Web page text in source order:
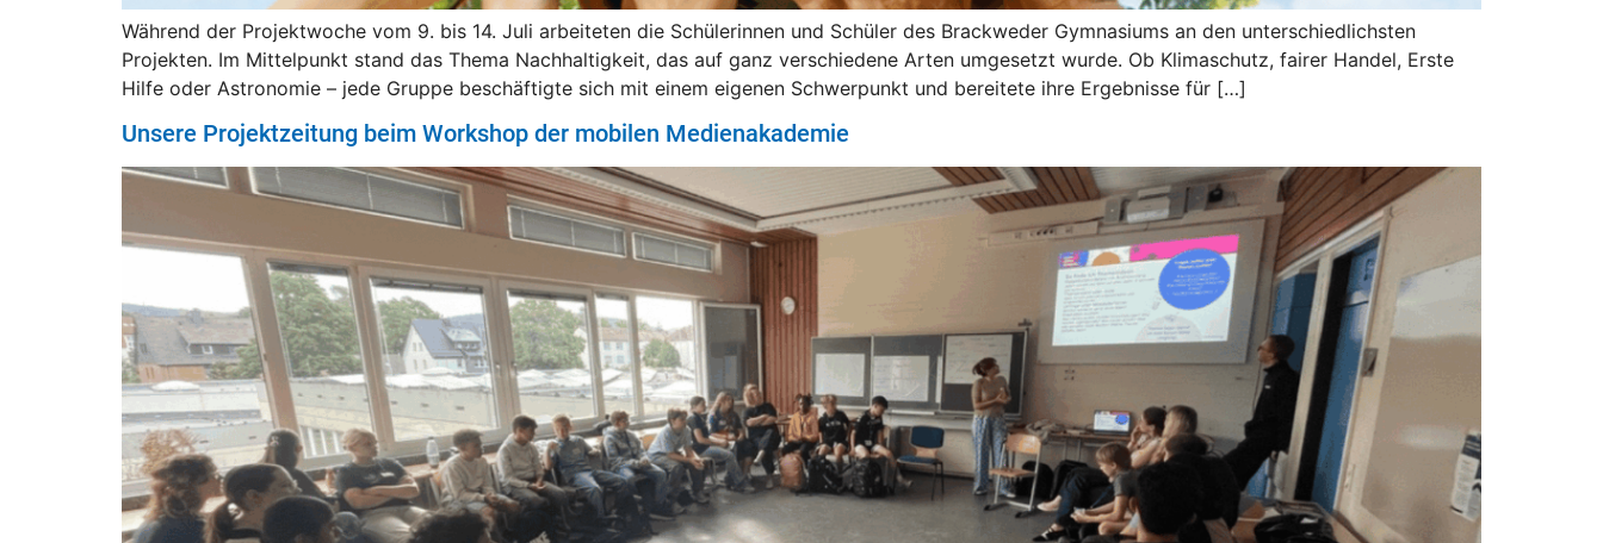
Während der Projektwoche vom 9. bis 14. Juli arbeiteten die Schülerinnen und Schüler des Brackweder Gymnasiums an den unterschiedlichsten
Projekten. Im Mittelpunkt stand das Thema Nachhaltigkeit, das auf ganz verschiedene Arten umgesetzt wurde. Ob Klimaschutz, fairer Handel, Erste
Hilfe oder Astronomie – jede Gruppe beschäftigte sich mit einem eigenen Schwerpunkt und bereitete ihre Ergebnisse für […]
Unsere Projektzeitung beim Workshop der mobilen Medienakademie